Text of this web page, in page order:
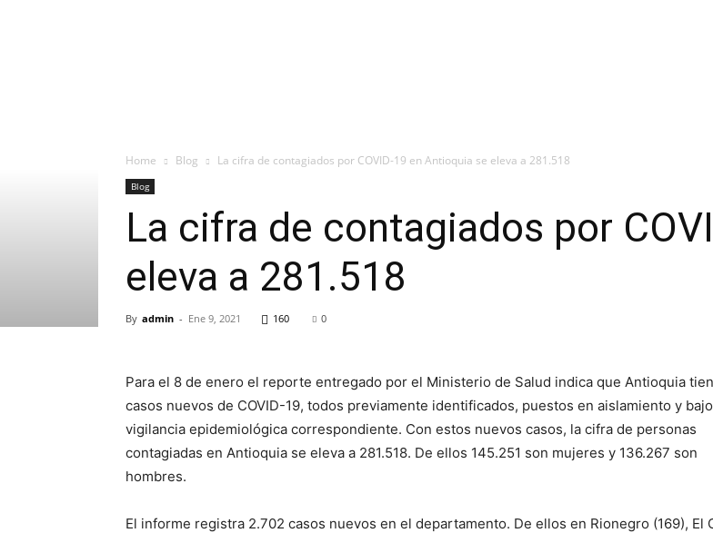
Home Blog La cifra de contagiados por COVID-19 en Antioquia se eleva a 281.518
Blog
La cifra de contagiados por
eleva a 281.518
By admin - Ene 9, 2021 160 0
Para el 8 de enero el reporte entregado por el Ministerio de Salud indica que Antioquia
casos nuevos de COVID-19, todos previamente identificados, puestos en aislamiento y
vigilancia epidemiológica correspondiente. Con estos nuevos casos, la cifra de personas
contagiadas en Antioquia se eleva a 281.518. De ellos 145.251 son mujeres y 136.267 son
hombres.
El informe registra 2.702 casos nuevos en el departamento. De ellos en Rionegro (169), El